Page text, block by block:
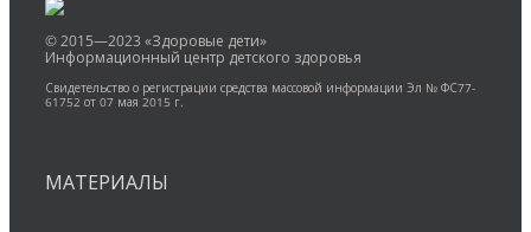
© 2015—2023 «Здоровые дети»
Информационный центр детского здоровья
Свидетельство о регистрации средства массовой информации Эл № ФС77-
61752 от 07 мая 2015 г.
МАТЕРИАЛЫ